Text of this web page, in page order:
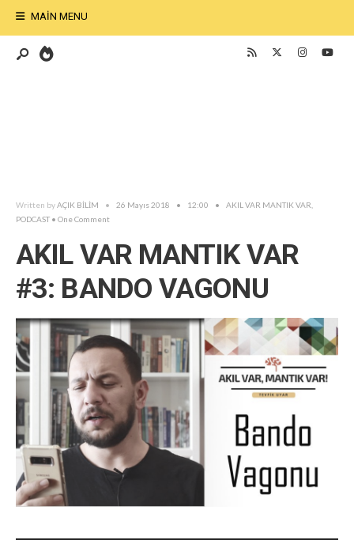
MAIN MENU
Written byAÇIK BİLİM • 26 Mayıs 2018 • 12:00 • AKIL VAR MANTIK VAR
PODCAST • One Comment
AKIL VAR MANTIK VAR
#3: BANDO VAGONU